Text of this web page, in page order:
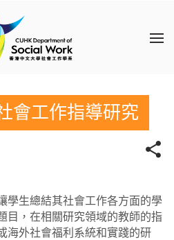
會工作指導研究
學生總結其社會工作各方面的學
目，在相關研究領域的教師的指
海外社會福利系統和實踐的研